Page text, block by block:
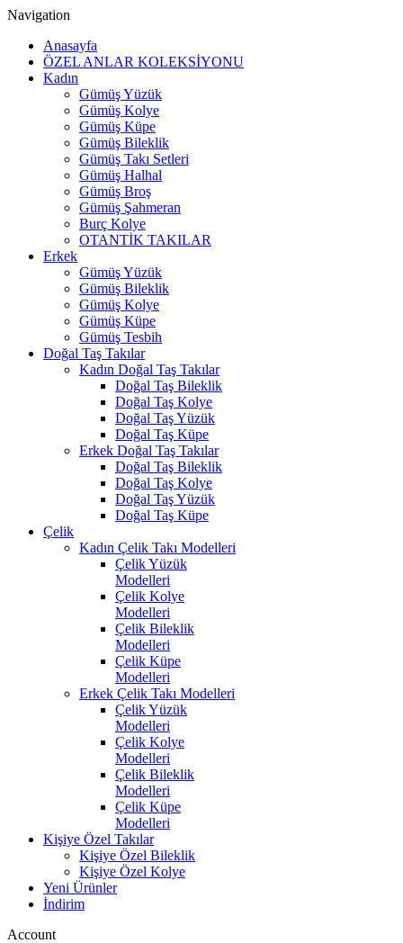
Navigation
Anasayfa
ÖZEL ANLAR KOLEKSİYONU
Kadın
Gümüş Yüzük
Gümüş Kolye
Gümüş Küpe
Gümüş Bileklik
Gümüş Takı Setleri
Gümüş Halhal
Gümüş Broş
Gümüş Şahmeran
Burç Kolye
OTANTİK TAKILAR
Erkek
Gümüş Yüzük
Gümüş Bileklik
Gümüş Kolye
Gümüş Küpe
Gümüş Tesbih
Doğal Taş Takılar
Kadın Doğal Taş Takılar
Doğal Taş Bileklik
Doğal Taş Kolye
Doğal Taş Yüzük
Doğal Taş Küpe
Erkek Doğal Taş Takılar
Doğal Taş Bileklik
Doğal Taş Kolye
Doğal Taş Yüzük
Doğal Taş Küpe
Çelik
Kadın Çelik Takı Modelleri
Çelik Yüzük
Modelleri
Çelik Kolye
Modelleri
Çelik Bileklik
Modelleri
Çelik Küpe
Modelleri
Erkek Çelik Takı Modelleri
Çelik Yüzük
Modelleri
Çelik Kolye
Modelleri
Çelik Bileklik
Modelleri
Çelik Küpe
Modelleri
Kişiye Özel Takılar
Kişiye Özel Bileklik
Kişiye Özel Kolye
Yeni Ürünler
İndirim
Account